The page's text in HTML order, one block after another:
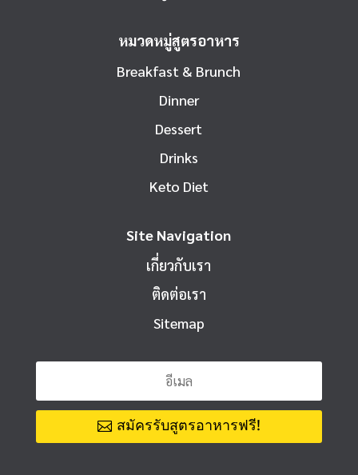
หมวดหมู่สูตรอาหาร
Breakfast & Brunch
Dinner
Dessert
Drinks
Keto Diet
Site Navigation
เกี่ยวกับเรา
ติดต่อเรา
Sitemap
สมัครรับสูตรอาหารฟรี!